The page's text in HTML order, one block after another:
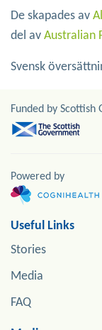
De skapades av
del av Australian
Svensk
Funded by Scottish
Powered by
Useful Links
Stories
Media
FAQ